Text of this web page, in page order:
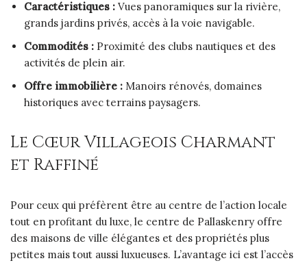
Caractéristiques : Vues panoramiques sur la rivière,
grands jardins privés, accès à la voie navigable.
Commodités : Proximité des clubs nautiques et des
activités de plein air.
Offre immobilière : Manoirs rénovés, domaines
historiques avec terrains paysagers.
Le Cœur Villageois Charmant
et Raffiné
Pour ceux qui préfèrent être au centre de l’action locale
tout en profitant du luxe, le centre de Pallaskenry offre
des maisons de ville élégantes et des propriétés plus
petites mais tout aussi luxueuses. L’avantage ici est l’accès